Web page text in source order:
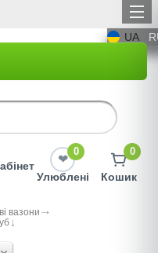
UA
0
Улюблені
0
Кошик
вазони